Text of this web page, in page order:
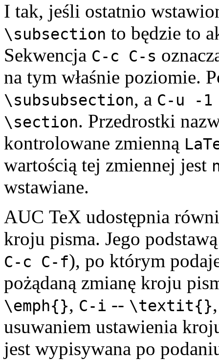
I tak, jeśli ostatnio
\subsection to będzie to
Sekwencja C-c C-s
na tym właśnie poziomie.
\subsubsection, a C-u -1
\section. Przedrostki
kontrolowane zmienną
wartością tej zmiennej jest
wstawiane.
AUC TeX udostępnia
kroju pisma. Jego
C-c C-f), po którym
pożądaną zmianę kroju
\emph{}, C-i -- \textit{}
usuwaniem ustawienia
jest wypisywana po